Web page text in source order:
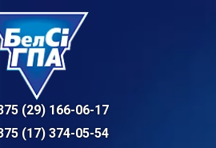
(29) 166-06-17 - техническая
(17) 374-05-54 - общий отдел,